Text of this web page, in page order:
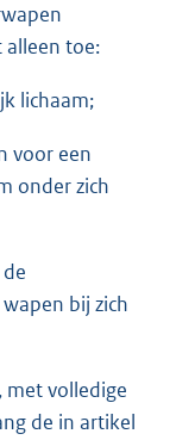
toe:
lichaam;
voor een
onder zich
bij zich
met volledige
de in artikel